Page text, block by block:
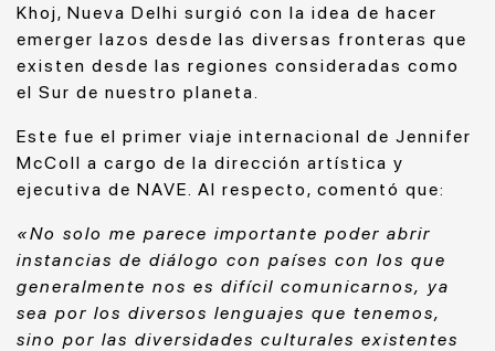
Khoj, Nueva Delhi surgió con la idea de hacer
emerger lazos desde las diversas fronteras que
existen desde las regiones consideradas como
el Sur de nuestro planeta.
Este fue el primer viaje internacional de Jennifer
McColl a cargo de la dirección artística y
ejecutiva de NAVE. Al respecto, comentó que:
«No solo me parece importante poder abrir
instancias de diálogo con países con los que
generalmente nos es difícil comunicarnos, ya
sea por los diversos lenguajes que tenemos,
sino por las diversidades culturales existentes